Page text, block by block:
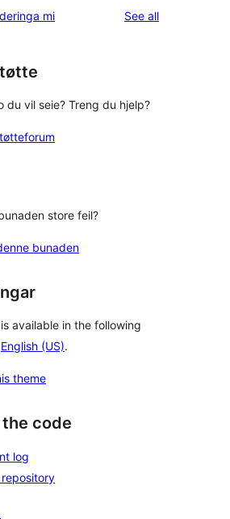
mi See allreviews
du vil seie? Treng du hjelp?
store feil?
bunaden
available in the following
English (US).
theme
code
log